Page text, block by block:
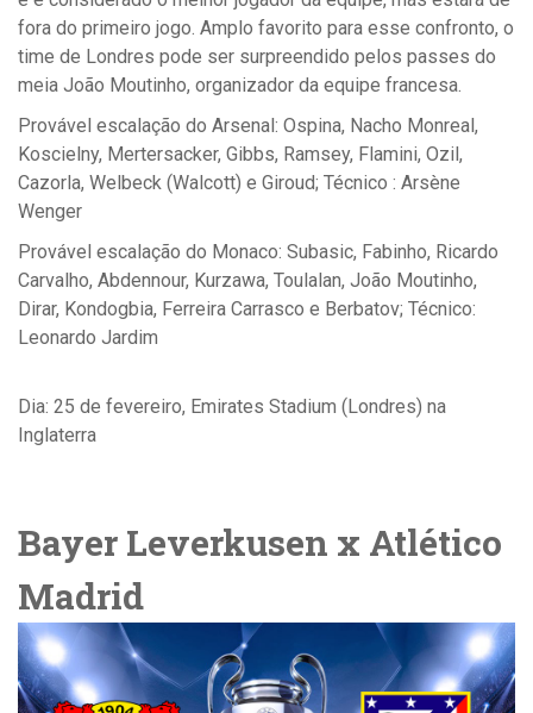
fora do primeiro jogo. Amplo favorito para esse confronto, o
time de Londres pode ser surpreendido pelos passes do
meia João Moutinho, organizador da equipe francesa.
Provável escalação do Arsenal: Ospina, Nacho Monreal,
Koscielny, Mertersacker, Gibbs, Ramsey, Flamini, Ozil,
Cazorla, Welbeck (Walcott) e Giroud; Técnico : Arsène
Wenger
Provável escalação do Monaco: Subasic, Fabinho, Ricardo
Carvalho, Abdennour, Kurzawa, Toulalan, João Moutinho,
Dirar, Kondogbia, Ferreira Carrasco e Berbatov; Técnico:
Leonardo Jardim
Dia: 25 de fevereiro, Emirates Stadium (Londres) na
Inglaterra
Bayer Leverkusen x Atlético
Madrid